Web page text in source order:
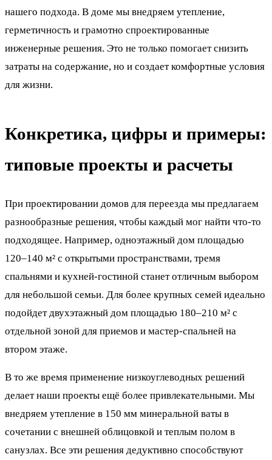
нашего подхода. В доме мы внедряем утепление,
герметичность и грамотно спроектированные
инженерные решения. Это не только помогает снизить
затраты на содержание, но и создает комфортные условия
для жизни.
Конкретика, цифры и примеры:
типовые проекты и расчеты
При проектировании домов для переезда мы предлагаем
разнообразные решения, чтобы каждый мог найти что-то
подходящее. Например, одноэтажный дом площадью
120–140 м² с открытыми пространствами, тремя
спальнями и кухней-гостиной станет отличным выбором
для небольшой семьи. Для более крупных семей идеально
подойдет двухэтажный дом площадью 180–210 м² с
отдельной зоной для приемов и мастер-спальней на
втором этаже.
В то же время применение низкоуглеводных решений
делает наши проекты ещё более привлекательными. Мы
внедряем утепление в 150 мм минеральной ваты в
сочетании с внешней облицовкой и теплым полом в
санузлах. Все эти решения дедуктивно способствуют